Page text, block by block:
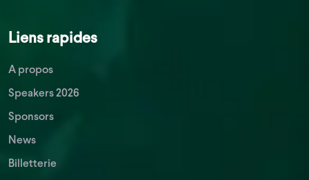
Liens rapides
A propos
Speakers 2026
Sponsors
News
Billetterie